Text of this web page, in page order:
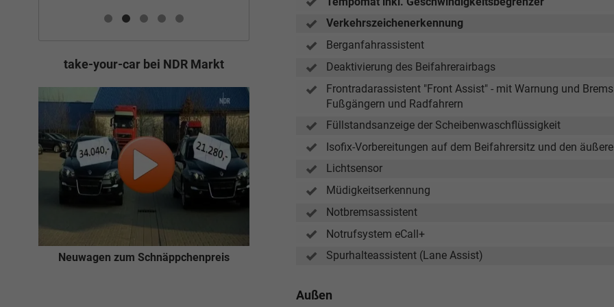
Verkehrszeichenerkennung
Berganfahrassistent
Deaktivierung des Beifahrerairbags
Frontradarassistent "Front Assist" - mit Warnung und
Fußgängern und Radfahrern
Füllstandsanzeige der Scheibenwaschflüssigkeit
Isofix-Vorbereitungen auf dem Beifahrersitz und den
Lichtsensor
Müdigkeitserkennung
Notbremsassistent
Notrufsystem eCall+
Spurhalteassistent (Lane Assist)
Außen
take-your-car bei NDR Markt
Neuwagen zum Schnäppchenpreis